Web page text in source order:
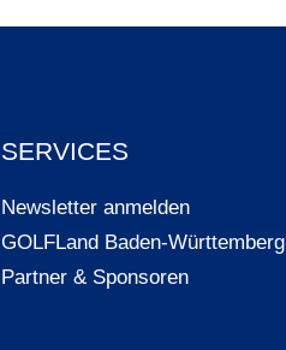
SERVICES
Newsletter anmelden
GOLFLand Baden-Württemberg
Partner & Sponsoren